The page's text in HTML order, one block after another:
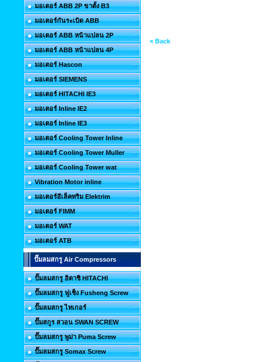
มอเตอร์ ABB 2P ขาตั้ง B3
มอเตอร์กันระเบิด ABB
มอเตอร์ ABB หน้าแปลน 2P
มอเตอร์ ABB หน้าแปลน 4P
มอเตอร์ Hascon
มอเตอร์ SIEMENS
มอเตอร์ HITACHI IE3
มอเตอร์ Inline IE2
มอเตอร์ Inline IE3
มอเตอร์ Cooling Tower Inline
มอเตอร์ Cooling Tower Muller
มอเตอร์ Cooling Tower wat
Vibration Motor inline
มอเตอร์อีเล็คทริม Elektrim
มอเตอร์ FIMM
มอเตอร์ WAT
มอเตอร์ ATB
ปั๊มลมสกรู Air Compressors
ปั๊มลมสกรู ฮิตาชิ HITACHI
ปั๊มลมสกรู ฟูเช็ง Fusheng Screw
ปั๊มลมสกรู ไทเกอร์
ปั๊มสกูร สวอน SWAN SCREW
ปั๊มลมสกรู พูม่า Puma Screw
ปั๊มลมสกรู Somax Screw
« Back